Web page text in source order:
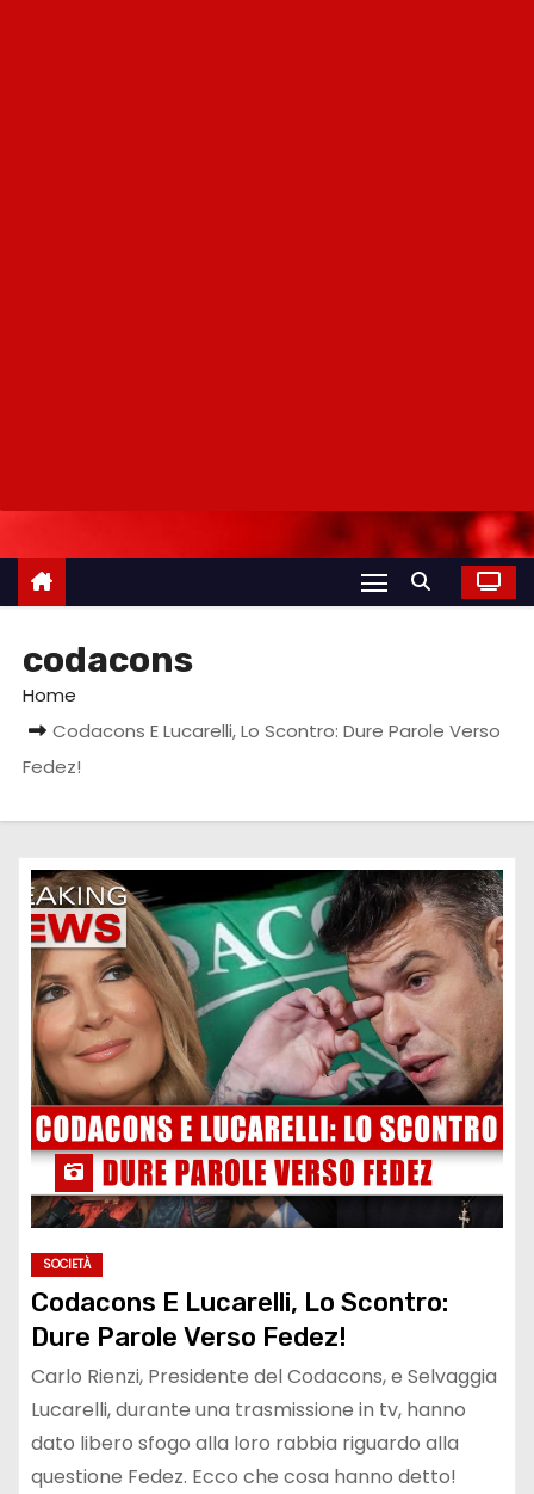
codacons
Home
Codacons E Lucarelli, Lo Scontro: Dure Parole Verso
Fedez!
SOCIETÀ
Codacons E Lucarelli, Lo Scontro:
Dure Parole Verso Fedez!
Carlo Rienzi, Presidente del Codacons, e Selvaggia
Lucarelli, durante una trasmissione in tv, hanno
dato libero sfogo alla loro rabbia riguardo alla
questione Fedez. Ecco che cosa hanno detto!